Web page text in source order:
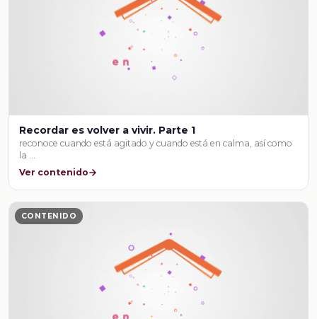
Recordar es volver a vivir. Parte 1
reconoce cuando está agitado y cuando está en calma, así como
la …
Ver contenido
CONTENIDO